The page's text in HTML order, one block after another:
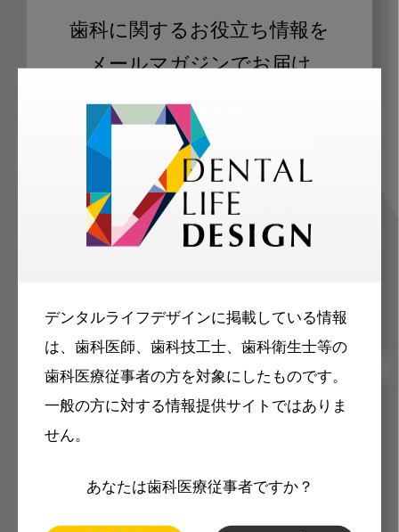
デンタルライフデザインに掲載している情報
は、歯科医師、歯科技工士、歯科衛生士等の
歯科医療従事者の方を対象にしたものです。
一般の方に対する情報提供サイトではありま
せん。
あなたは歯科医療従事者ですか？
歯科に関するお役立ち情報を
メールマガジンでお届け
ご登録いただいた職種（歯科医師、歯
科衛生士、歯科技工士）に合わせた内
容のメールマガジンをお届けします。
メリット